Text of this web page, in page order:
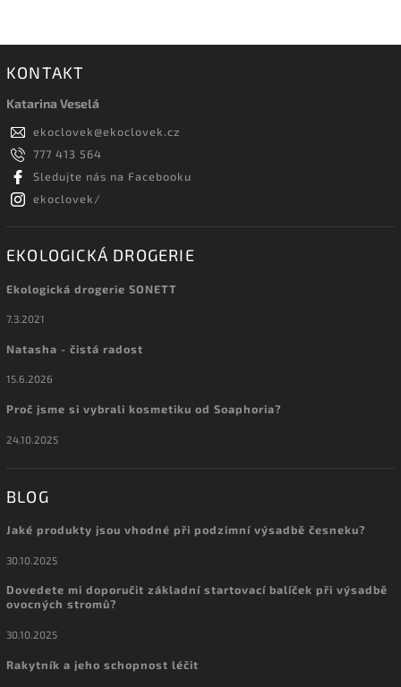
KONTAKT
Katarina Veselá
ekoclovek@ekoclovek.cz
777 413 564
Sledujte nás na Facebooku
ekoclovek/
EKOLOGICKÁ DROGERIE
Ekologická drogerie SONETT
7.3.2021
Natasha - čistá radost
15.6.2026
Proč jsme si vybrali kosmetiku od Soaphoria?
24.10.2025
BLOG
Jaké produkty jsou vhodné při podzimní výsadbě česneku?
30.10.2025
Dovedete mi doporučit základní startovací balíček při výsadbě
ovocných stromů?
30.10.2025
Rakytník a jeho schopnost léčit